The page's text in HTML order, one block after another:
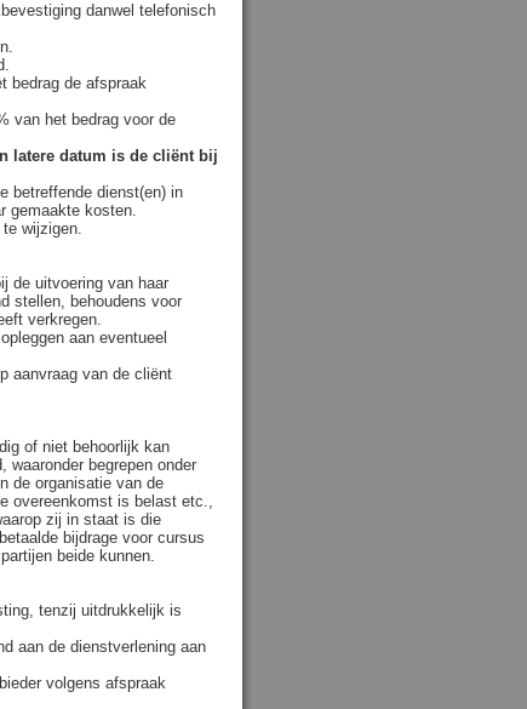
danwel telefonisch
bedrag de afspraak
van het bedrag voor de
latere datum is de cliënt bij
betreffende dienst(en) in
gemaakte kosten.
wijzigen.
de uitvoering van haar
stellen, behoudens voor
verkregen.
aan eventueel
aanvraag van de cliënt
of niet behoorlijk kan
waaronder begrepen onder
de organisatie van de
overeenkomst is belast etc.,
zij in staat is die
bijdrage voor cursus
beide kunnen.
tenzij uitdrukkelijk is
aan de dienstverlening aan
volgens afspraak